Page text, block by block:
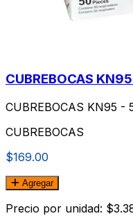
CUBREBOCAS
CUBREBOCAS KN95 -
CUBREBOCAS
$169.00
Agregar
Precio por unidad: